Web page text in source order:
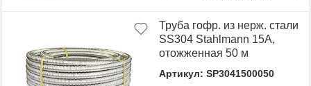
Труба гофр. из нерж. стали
SS304 Stahlmann 15A,
отожженная 50 м
Артикул: SP3041500050